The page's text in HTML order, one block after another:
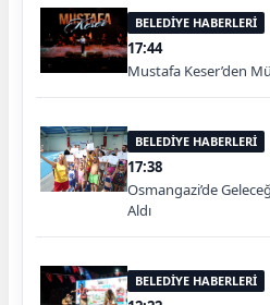
BELEDİYE HABERLERİ
17:44
Mustafa Keser’den
BELEDİYE HABERLERİ
17:38
Osmangazi’de
Aldı
BELEDİYE HABERLERİ